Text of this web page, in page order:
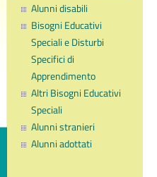
Alunni disabili
Bisogni Educativi
Speciali e Disturbi
Specifici di
Apprendimento
Altri Bisogni Educativi
Speciali
Alunni stranieri
Alunni adottati